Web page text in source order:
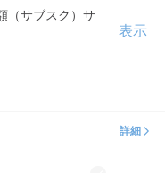
（サブスク）サ
表示
詳細